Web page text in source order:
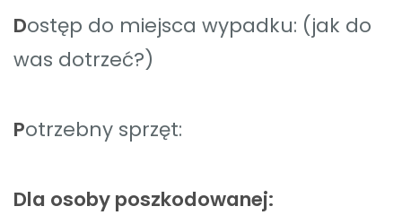
Dostęp do miejsca wypadku: (jak do
was dotrzeć?)
Potrzebny sprzęt:
Dla osoby poszkodowanej: